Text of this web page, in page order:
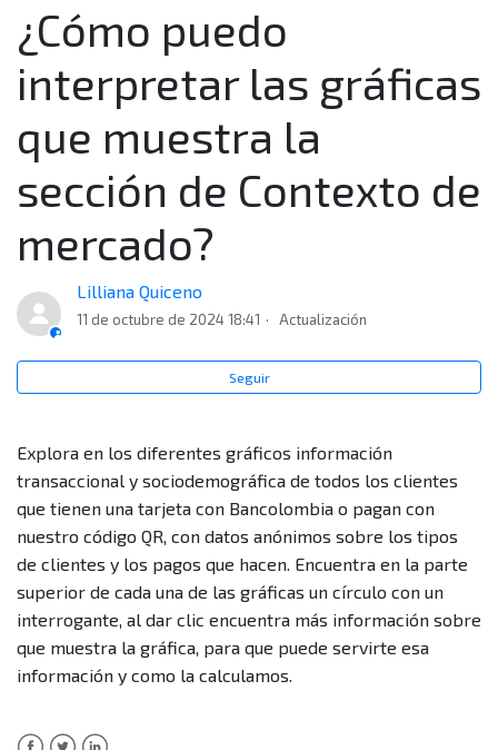
¿Para qué me sirve la información del Contexto de
mercado?
¿Cómo puedo filtrar o buscar información más
¿Cómo puedo interpretar las gráficas que muestra la
sección de Contexto de mercado?
¿Por qué en el Contexto de mercado no encuentro
información de una ciudad o categoría en particular?
tarjetas?
¿Cuál es la principal diferencia entre el Contexto de
mercado y el Reporte de temporada? ¿Cuándo uso
cada uno?
¿Cómo puedo
interpretar las gráficas
que muestra la
sección de Contexto de
mercado?
Lilliana Quiceno
11 de octubre de 2024 18:41 Actualización
Seguir
Explora en los diferentes gráficos información
transaccional y sociodemográfica de todos los clientes
que tienen una tarjeta con Bancolombia o pagan con
nuestro código QR, con datos anónimos sobre los tipos
de clientes y los pagos que hacen. Encuentra en la parte
superior de cada una de las gráficas un círculo con un
interrogante, al dar clic encuentra más información sobre
que muestra la gráfica, para que puede servirte esa
información y como la calculamos.